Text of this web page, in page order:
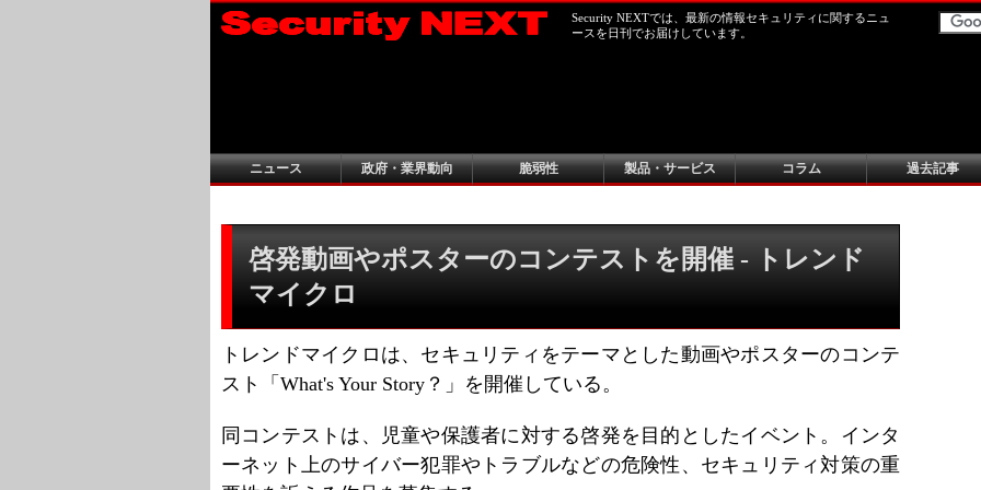
Security NEXTでは、最新の情報セキュリティに関するニュ
ースを日刊でお届けしています。
ニュース 政府・業界動向 脆弱性 製品・サービス コラム 過去記事
啓発動画やポスターのコンテストを開催 - トレンド
マイクロ
トレンドマイクロは、セキュリティをテーマとした動画やポスターのコンテ
スト「What's Your Story？」を開催している。
同コンテストは、児童や保護者に対する啓発を目的としたイベント。インタ
ーネット上のサイバー犯罪やトラブルなどの危険性、セキュリティ対策の重